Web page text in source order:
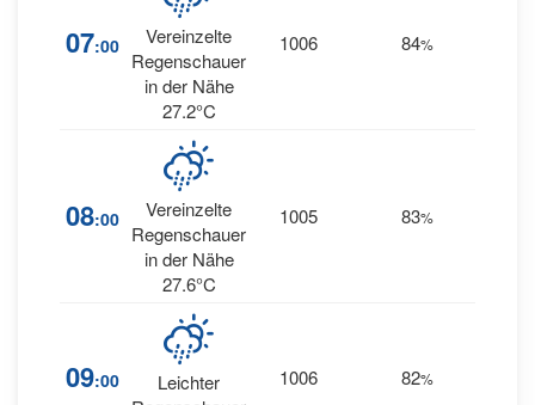
07:00
Vereinzelte
Regenschauer
in der Nähe
27.2°C
1006 84%
08:00
Vereinzelte
Regenschauer
in der Nähe
27.6°C
1005 83%
09:00
Leichter
1006 82%